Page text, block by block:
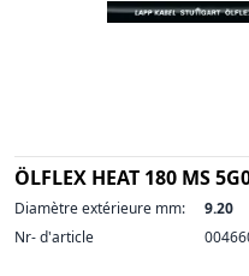
ÖLFLEX HEAT 180 MS
Diamètre extérieure mm:
9.20
Nr- d'article